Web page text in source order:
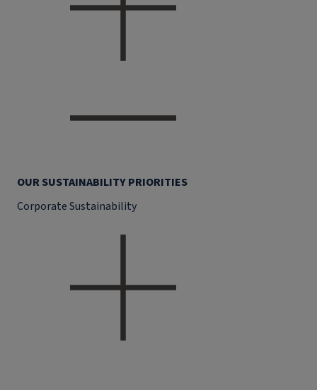
OUR SUSTAINABILITY PRIORITIES
Corporate Sustainability